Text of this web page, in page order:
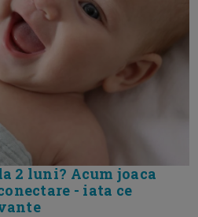
2 luni? Acum joaca
- iata ce